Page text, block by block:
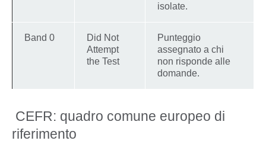
isolate.
Band 0
Did Not
Attempt
the Test
Punteggio
assegnato a chi
non risponde alle
domande.
CEFR: quadro comune europeo di
riferimento